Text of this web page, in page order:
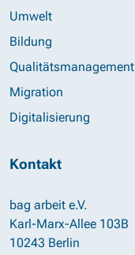
Umwelt
Bildung
Qualitätsmanagement
Migration
Digitalisierung
Kontakt
bag arbeit e.V.
Karl-Marx-Allee 103B
10243 Berlin